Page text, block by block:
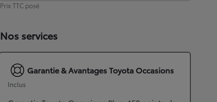
Prix TTC posé
Nos services
Garantie & Avantages Toyota Occasions
Inclus